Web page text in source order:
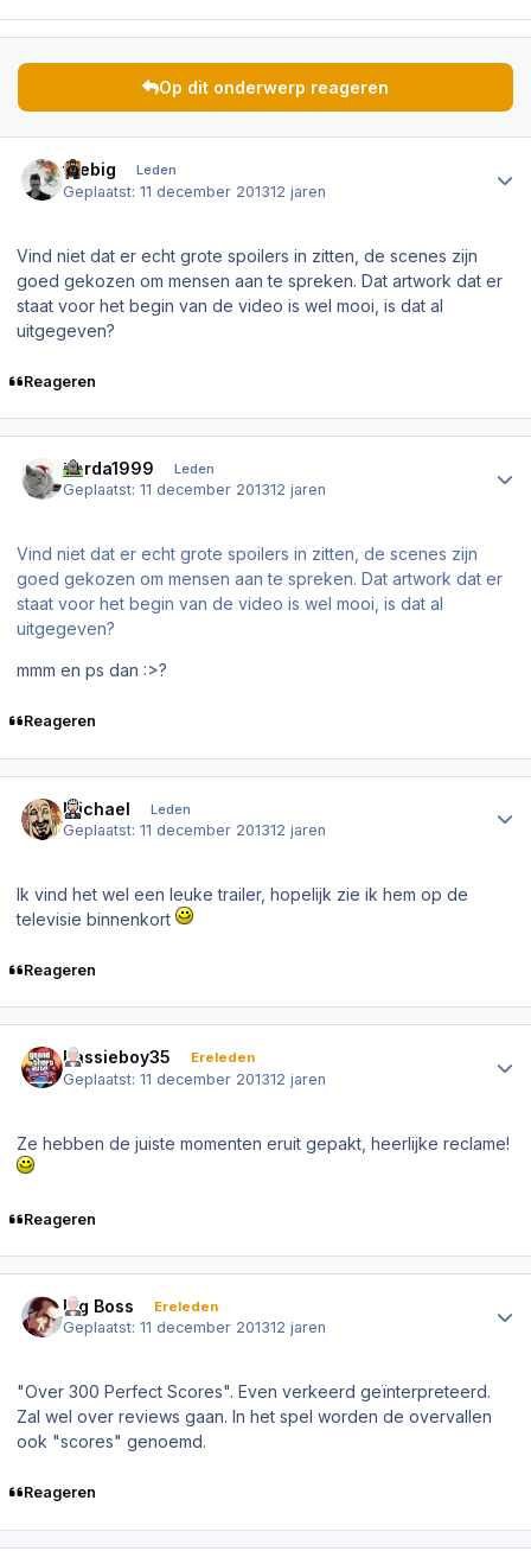
Op dit onderwerp reageren
thebig Leden
Geplaatst:11 december 201312 jaren
Vind niet dat er echt grote spoilers in zitten, de scenes zijn
goed gekozen om mensen aan te spreken. Dat artwork dat er
staat voor het begin van de video is wel mooi, is dat al
uitgegeven?
Reageren
tjarda1999 Leden
Geplaatst:11 december 201312 jaren
Vind niet dat er echt grote spoilers in zitten, de scenes zijn
goed gekozen om mensen aan te spreken. Dat artwork dat er
staat voor het begin van de video is wel mooi, is dat al
uitgegeven?
mmm en ps dan :>?
Reageren
Michael Leden
Geplaatst:11 december 201312 jaren
Ik vind het wel een leuke trailer, hopelijk zie ik hem op de
televisie binnenkort
Reageren
Bassieboy35 Ereleden
Geplaatst:11 december 201312 jaren
Ze hebben de juiste momenten eruit gepakt, heerlijke reclame!
Reageren
Big Boss Ereleden
Geplaatst:11 december 201312 jaren
"Over 300 Perfect Scores". Even verkeerd geïnterpreteerd.
Zal wel over reviews gaan. In het spel worden de overvallen
ook "scores" genoemd.
Reageren